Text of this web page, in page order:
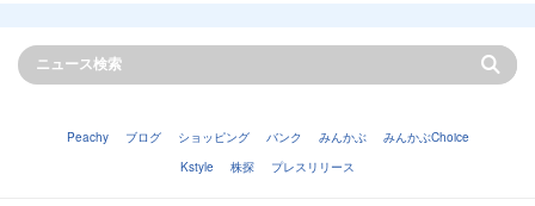
Peachy ブログ ショッピング バンク みんかぶ
みんかぶChoice
Kstyle
株探 プレスリリース